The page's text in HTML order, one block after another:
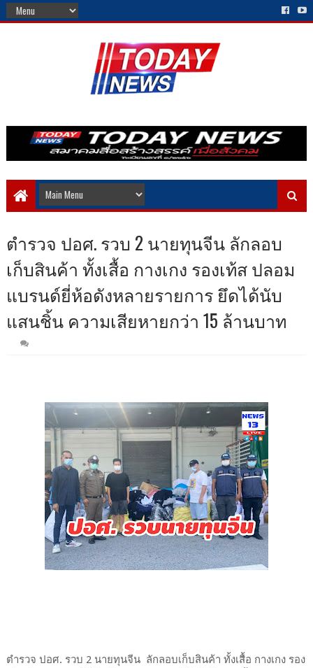
ตำรวจ ปอศ. รวบ 2 นายทุนจีน ลักลอบ
เก็บสินค้า ทั้งเสื้อ กางเกง รองเท้ส ปลอม
แบรนด์ยี่ห้อดังหลายรายการ ยึดได้นับ
แสนชิ้น ความเสียหายกว่า 15 ล้านบาท
ตำรวจ ปอศ. รวบ 2 นายทุนจีน ลักลอบเก็บสินค้า ทั้งเสื้อ กางเกง รอง